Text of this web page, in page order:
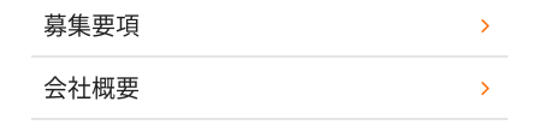
募集要項
会社概要